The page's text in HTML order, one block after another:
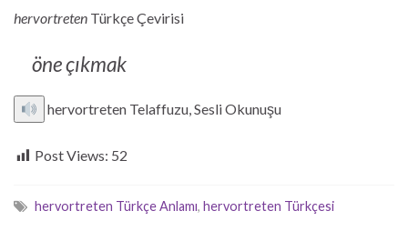
hervortreten Türkçe Çevirisi
öne çıkmak
hervortreten Telaffuzu, Sesli Okunuşu
Post Views: 52
hervortreten Türkçe Anlamı, hervortreten Türkçesi